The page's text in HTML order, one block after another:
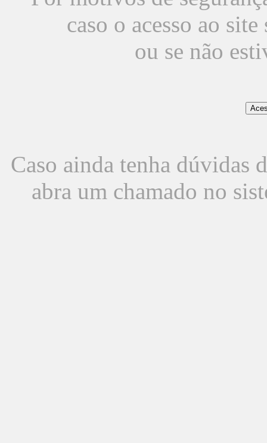
caso o acesso ao
ou se não
Caso ainda tenha dúvidas
abra um chamado no